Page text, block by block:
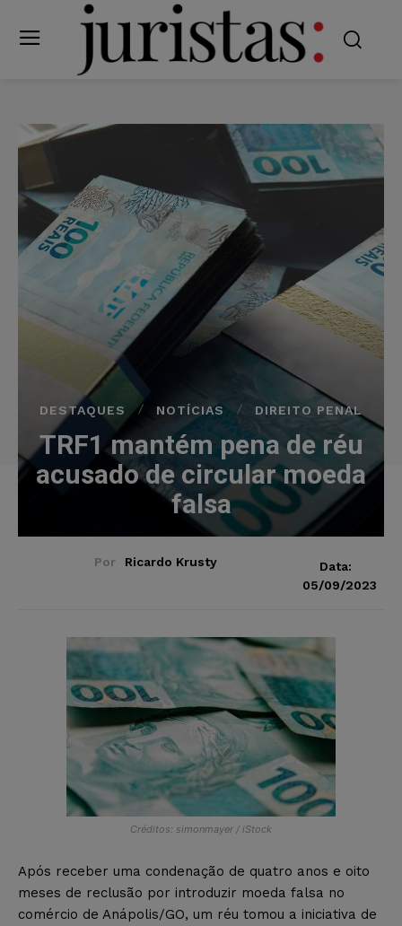
DESTAQUES NOTÍCIAS DIREITO PENAL
TRF1 mantém pena de réu
acusado de circular moeda
falsa
Por Ricardo Krusty
Data:
05/09/2023
Créditos: simonmayer / iStock
Após receber uma condenação de quatro anos e oito
meses de reclusão por introduzir moeda falsa no
comércio de Anápolis/GO, um réu tomou a iniciativa de